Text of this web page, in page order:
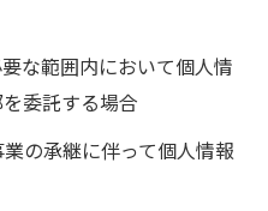
な範囲内において個人情
委託する場合
の承継に伴って個人情報